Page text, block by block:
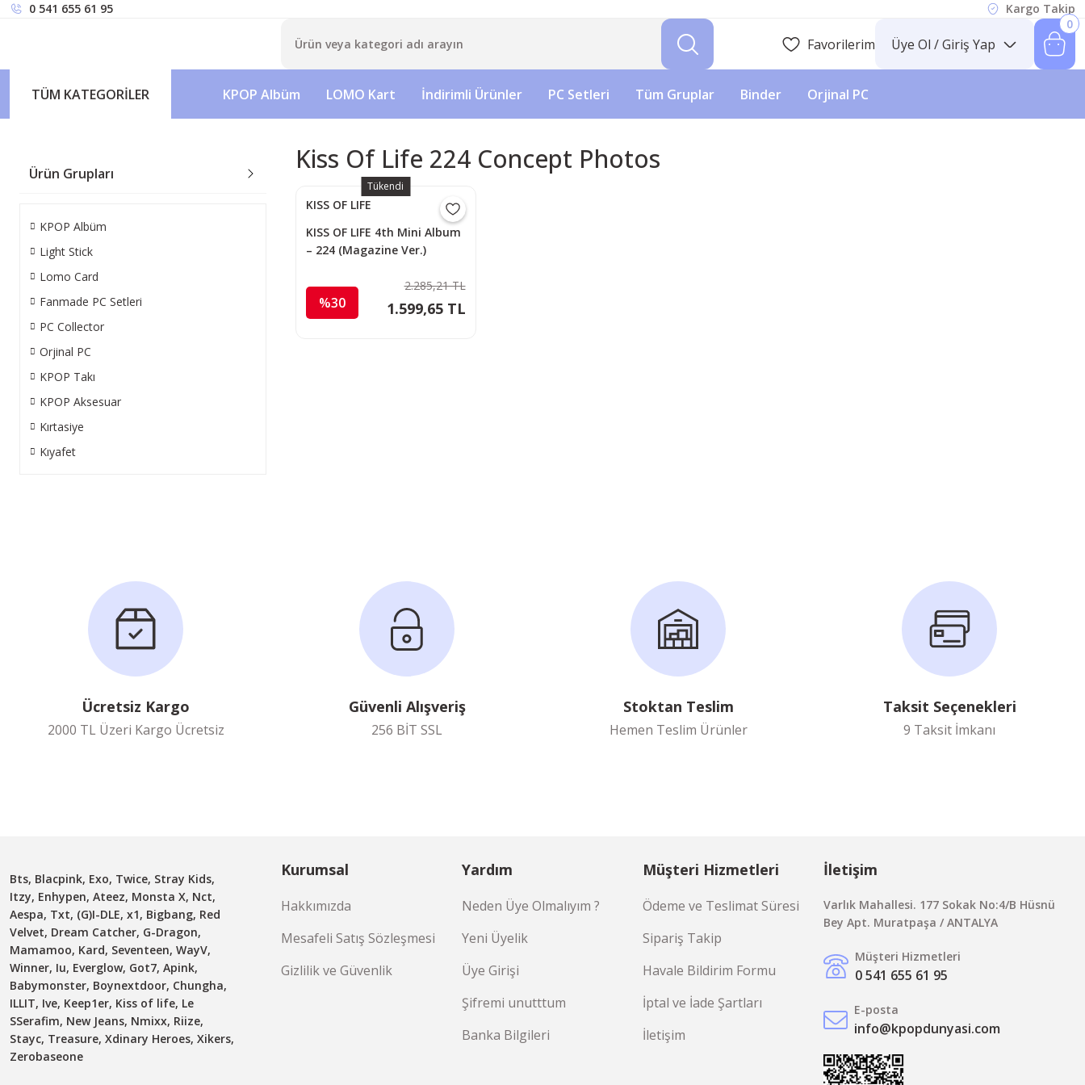
0 541 655 61 95 Kargo Takip
Favorilerim Üye Ol / Giriş Yap
0
TÜM KATEGORİLER KPOP Albüm LOMO Kart İndirimli Ürünler PC Setleri Tüm Gruplar Binder Orjinal PC
Ürün Grupları
KPOP Albüm
Light Stick
Lomo Card
Fanmade PC Setleri
PC Collector
Orjinal PC
KPOP Takı
KPOP Aksesuar
Kırtasiye
Kıyafet
Kiss Of Life 224 Concept Photos
Tükendi
KISS OF LIFE
KISS OF LIFE 4th Mini Album
– 224 (Magazine Ver.)
%30
2.285,21 TL
1.599,65 TL
Ücretsiz Kargo
2000 TL Üzeri Kargo Ücretsiz
Güvenli Alışveriş
256 BİT SSL
Stoktan Teslim
Hemen Teslim Ürünler
Taksit Seçenekleri
9 Taksit İmkanı
Bts, Blacpink, Exo, Twice, Stray Kids,
Itzy, Enhypen, Ateez, Monsta X, Nct,
Aespa, Txt, (G)I-DLE, x1, Bigbang, Red
Velvet, Dream Catcher, G-Dragon,
Mamamoo, Kard, Seventeen, WayV,
Winner, Iu, Everglow, Got7, Apink,
Babymonster, Boynextdoor, Chungha,
ILLIT, Ive, Keep1er, Kiss of life, Le
SSerafim, New Jeans, Nmixx, Riize,
Stayc, Treasure, Xdinary Heroes, Xikers,
Zerobaseone
Kurumsal
Hakkımızda
Mesafeli Satış Sözleşmesi
Gizlilik ve Güvenlik
Yardım
Neden Üye Olmalıyım ?
Yeni Üyelik
Üye Girişi
Şifremi unutttum
Banka Bilgileri
Müşteri Hizmetleri
Ödeme ve Teslimat Süresi
Sipariş Takip
Havale Bildirim Formu
İptal ve İade Şartları
İletişim
İletişim
Varlık Mahallesi. 177 Sokak No:4/B Hüsnü
Bey Apt. Muratpaşa / ANTALYA
Müşteri Hizmetleri
0 541 655 61 95
E-posta
info@kpopdunyasi.com